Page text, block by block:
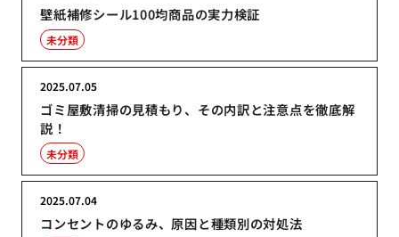
壁紙補修シール100均商品の実力検証
未分類
ゴミ屋敷清掃の見積もり、その内訳と注意点を徹底解
説！
2025.07.05
未分類
コンセントのゆるみ、原因と種類別の対処法
2025.07.04